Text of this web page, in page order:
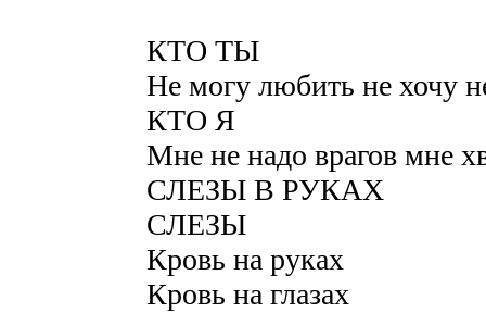
КТО ТЫ
Не могу любить не хочу
КТО Я
Мне не надо врагов мне
СЛЕЗЫ В РУКАХ
СЛЕЗЫ
Кровь на руках
Кровь на глазах